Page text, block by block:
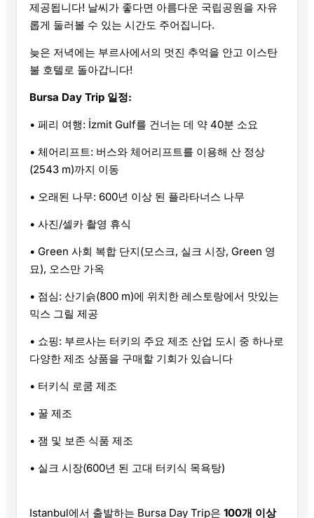
제공됩니다! 날씨가 좋다면 아름다운 국립공원을 자유
롭게 둘러볼 수 있는 시간도 주어집니다.
늦은 저녁에는 부르사에서의 멋진 추억을 안고 이스탄
불 호텔로 돌아갑니다!
Bursa Day Trip 일정:
• 페리 여행: İzmit Gulf를 건너는 데 약 40분 소요
• 체어리프트: 버스와 체어리프트를 이용해 산 정상
(2543 m)까지 이동
• 오래된 나무: 600년 이상 된 플라타너스 나무
• 사진/셀카 촬영 휴식
• Green 사회 복합 단지(모스크, 실크 시장, Green 영
묘), 오스만 가옥
• 점심: 산기슭(800 m)에 위치한 레스토랑에서 맛있는
믹스 그릴 제공
• 쇼핑: 부르사는 터키의 주요 제조 산업 도시 중 하나로
다양한 제조 상품을 구매할 기회가 있습니다
• 터키식 로쿰 제조
• 꿀 제조
• 잼 및 보존 식품 제조
• 실크 시장(600년 된 고대 터키식 목욕탕)
Istanbul에서 출발하는 Bursa Day Trip은 100개 이상